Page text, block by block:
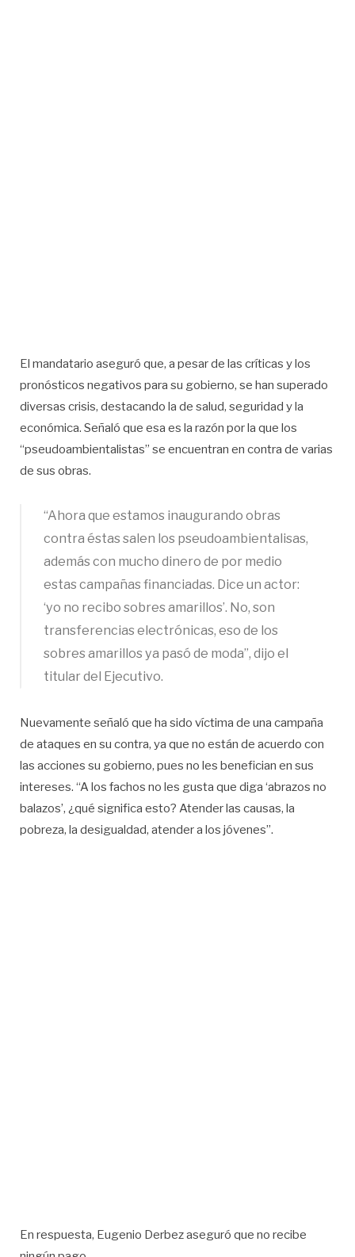
El mandatario aseguró que, a pesar de las críticas y los
pronósticos negativos para su gobierno, se han superado
diversas crisis, destacando la de salud, seguridad y la
económica. Señaló que esa es la razón por la que los
“pseudoambientalistas” se encuentran en contra de varias
de sus obras.
“Ahora que estamos inaugurando obras
contra éstas salen los pseudoambientalisas,
además con mucho dinero de por medio
estas campañas financiadas. Dice un actor:
‘yo no recibo sobres amarillos’. No, son
transferencias electrónicas, eso de los
sobres amarillos ya pasó de moda”, dijo el
titular del Ejecutivo.
Nuevamente señaló que ha sido víctima de una campaña
de ataques en su contra, ya que no están de acuerdo con
las acciones su gobierno, pues no les benefician en sus
intereses. “A los fachos no les gusta que diga ‘abrazos no
balazos’, ¿qué significa esto? Atender las causas, la
pobreza, la desigualdad, atender a los jóvenes”.
En respuesta, Eugenio Derbez aseguró que no recibe